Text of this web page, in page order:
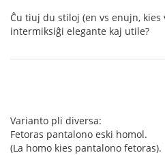
Ĉu tiuj du stiloj (en vs enujn, kies
intermiksiĝi elegante kaj utile?
Varianto pli diversa:
Fetoras pantalono eski homol.
(La homo kies pantalono fetoras).